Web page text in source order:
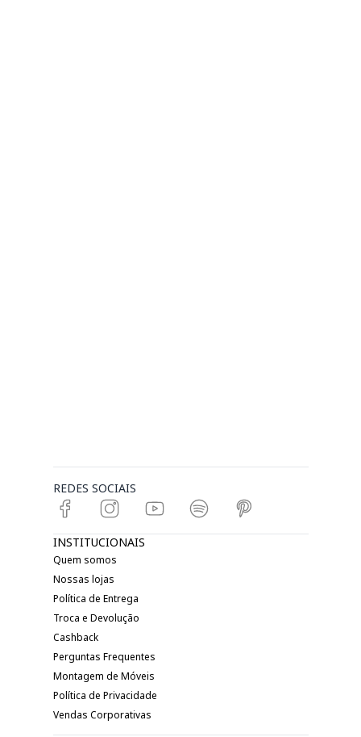
REDES SOCIAIS
INSTITUCIONAIS
Quem somos
Nossas lojas
Política de Entrega
Troca e Devolução
Cashback
Perguntas Frequentes
Montagem de Móveis
Política de Privacidade
Vendas Corporativas